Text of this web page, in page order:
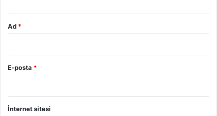
Ad *
E-posta *
İnternet sitesi